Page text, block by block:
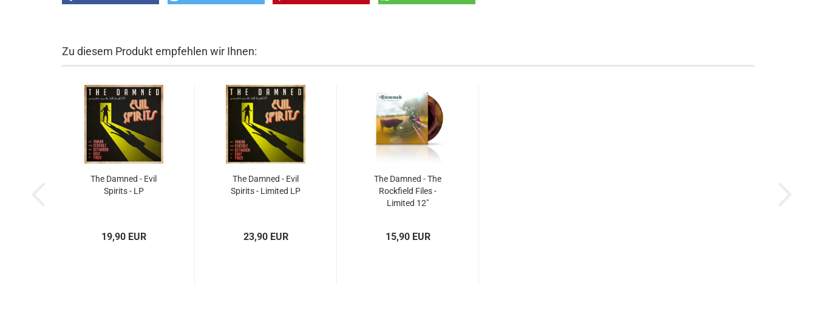
Zu diesem Produkt empfehlen wir Ihnen:
The Damned - Evil
Spirits - LP
19,90 EUR
The Damned - Evil
Spirits - Limited LP
23,90 EUR
The Damned - The
Rockfield Files -
Limited 12"
15,90 EUR